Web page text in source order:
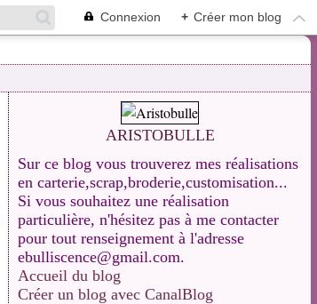
Connexion + Créer mon blog
ARISTOBULLE
Sur ce blog vous trouverez mes réalisations
en carterie,scrap,broderie,customisation...
Si vous souhaitez une réalisation
particulière, n'hésitez pas à me contacter
pour tout renseignement à l'adresse
ebulliscence@gmail.com.
Accueil du blog
Créer un blog avec CanalBlog